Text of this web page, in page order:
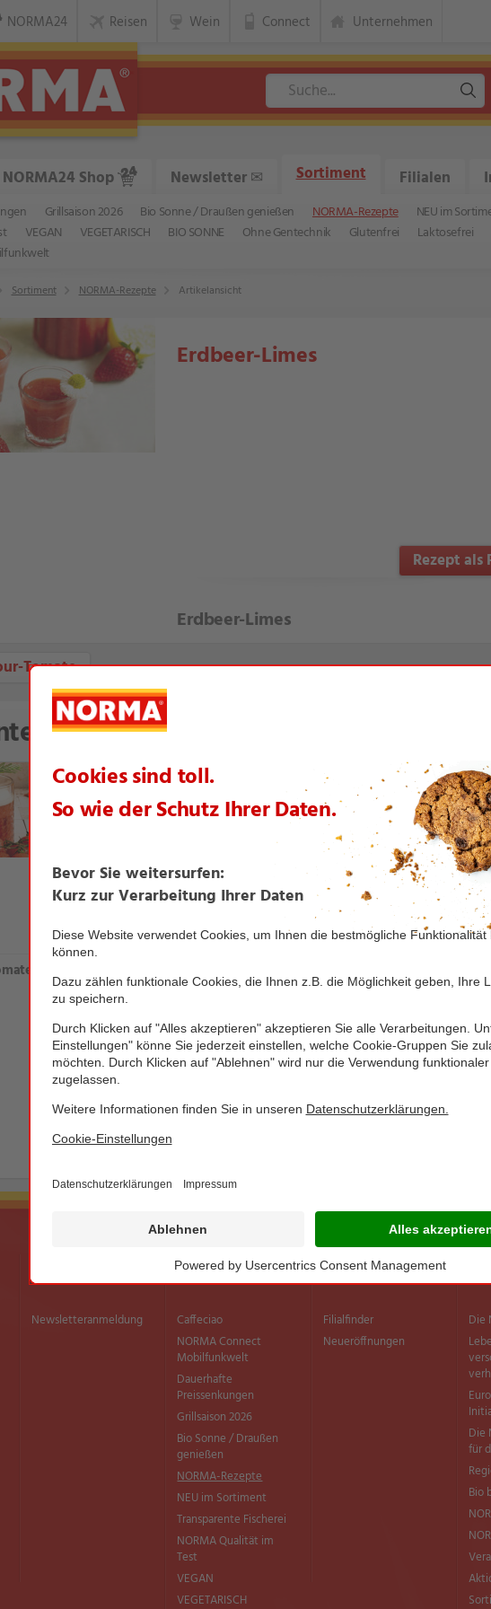
NORMA24 Reisen Wein Connect Unternehmen
NORMA24 Shop Newsletter✉ Sortiment
Grillsaison 2026 Bio Sonne / Draußen genießen NORMA-Rezepte NEU im
VEGAN VEGETARISCH BIO SONNE Ohne Gentechnik Glutenfrei Laktosefrei
Filialen
Sortiment NORMA-Rezepte Artikelansicht
Erdbeer-Limes
Rezept als
Erdbeer-Limes
Tomate
Artikel aus dieser Themenwelt
Newsletter
Newsletter­anmeldung
Sortiment
Caffeciao
NORMA Connect
Mobilfunkwelt
Dauerhafte
Preissenkungen
Grillsaison 2026
Bio Sonne / Draußen
genießen
NORMA-Rezepte
NEU im Sortiment
Transparente Fischerei
NORMA Qualität im
Test
VEGAN
VEGETARISCH
Filialen
Filialfinder
Neueröffnungen
Die
Die
für
Bio